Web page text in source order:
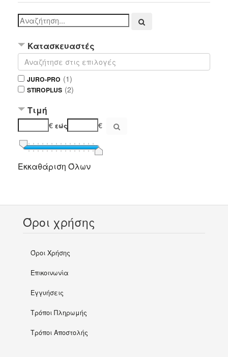
Κατασκευαστές
JURO-PRO (1)
STIROPLUS (2)
Τιμή
€ εώς €
Εκκαθάριση Όλων
Όροι χρήσης
Όροι Χρήσης
Επικοινωνία
Εγγυήσεις
Τρόποι Πληρωμής
Τρόποι Αποστολής